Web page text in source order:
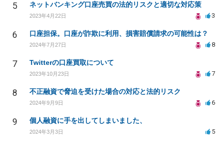
5 ネットバンキング口座売買の法的リスクと適切な対応策
2023年4月22日 3
6 口座担保。口座が詐欺に利用、損害賠償請求の可能性は？
2024年7月27日 8
7 Twitterの口座買取について
2023年10月23日 7
8 不正融資で脅迫を受けた場合の対応と法的リスク
2024年9月9日 6
9 個人融資に手を出してしまいました、
2024年3月3日 5